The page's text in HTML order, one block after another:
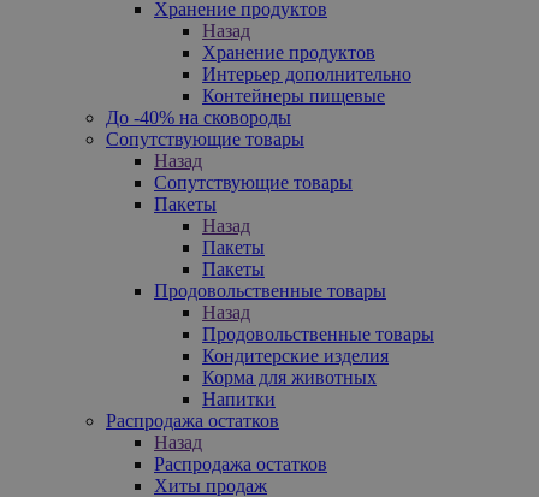
Хранение продуктов
Назад
Хранение продуктов
Интерьер дополнительно
Контейнеры пищевые
До -40% на сковороды
Сопутствующие товары
Назад
Сопутствующие товары
Пакеты
Назад
Пакеты
Пакеты
Продовольственные товары
Назад
Продовольственные товары
Кондитерские изделия
Корма для животных
Напитки
Распродажа остатков
Назад
Распродажа остатков
Хиты продаж